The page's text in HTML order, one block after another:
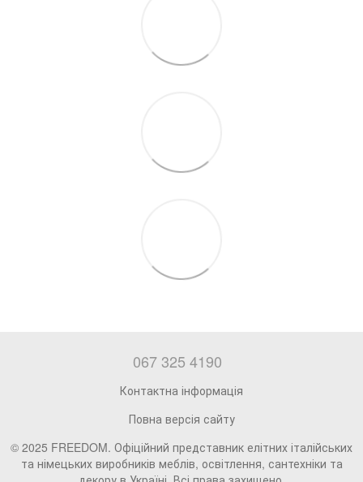
067 325 4190
Контактна інформація
Повна версія сайту
© 2025 FREEDOM. Офіційний представник елітних італійських
та німецьких виробників меблів, освітлення, сантехніки та